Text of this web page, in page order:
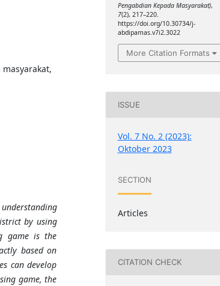
by using
game is the
based on
can develop
game, the
Pengabdian Kepada Masyarakat),
7(2), 217–220.
https://doi.org/10.30734/j-
abdipamas.v7i2.3022
More Citation Formats
ISSUE
Vol. 7 No. 2 (2023):
Oktober 2023
SECTION
Articles
CITATION CHECK